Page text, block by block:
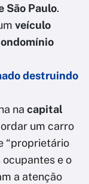
São Paulo.
veículo
destruindo
na capital
um carro
“proprietário
ocupantes e o
a atenção